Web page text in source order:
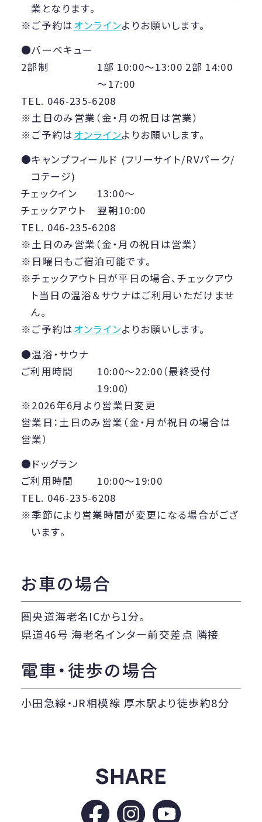
業となります。
ご予約はオンラインよりお願いします。
バーベキュー
2部制
1部 10:00～13:00 2部 14:00
～17:00
TEL. 046-235-6208
土日のみ営業（金・月の祝日は営業）
ご予約はオンラインよりお願いします。
キャンプフィールド (フリーサイト/RVパーク/
コテージ)
チェックイン
13:00〜
チェックアウト
翌朝10:00
TEL. 046-235-6208
土日のみ営業（金・月の祝日は営業）
日曜日もご宿泊可能です。
チェックアウト日が平日の場合、チェックアウ
ト当日の温浴＆サウナはご利用いただけませ
ん。
ご予約はオンラインよりお願いします。
温浴・サウナ
ご利用時間
10:00〜22:00（最終受付
19:00）
※2026年6月より営業日変更
営業日：土日のみ営業（金・月が祝日の場合は
営業）
ドッグラン
ご利用時間
10:00〜19:00
TEL. 046-235-6208
季節により営業時間が変更になる場合がござ
います。
お車の場合
圏央道海老名ICから1分。
県道46号 海老名インター前交差点 隣接
電車・徒歩の場合
小田急線・JR相模線 厚木駅より徒歩約8分
SHARE